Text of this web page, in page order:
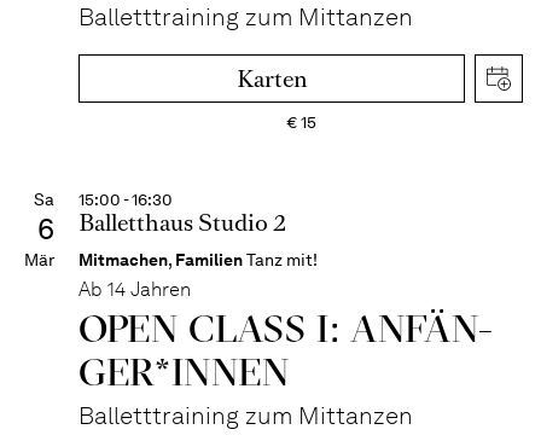
Balletttraining zum Mittanzen
Karten
€15
Sa
6
Mär
15:00 - 16:30
Balletthaus Studio 2
Mitmachen, FamilienTanz mit!
Ab 14 Jahren
OPEN CLASS I: ANFÄN­
GER*IN­NEN
Balletttraining zum Mittanzen